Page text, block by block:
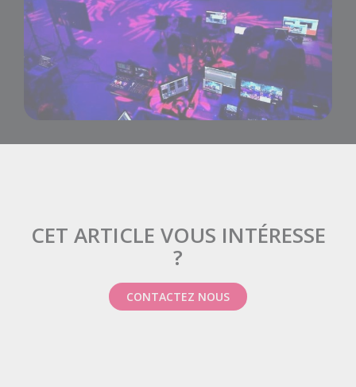
CET ARTICLE VOUS INTÉRESSE
?
CONTACTEZ NOUS